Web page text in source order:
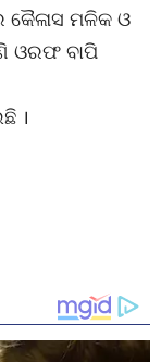
କୈଳାସ ମଳିକ ଓ
ଓରଫ ବାପି
।